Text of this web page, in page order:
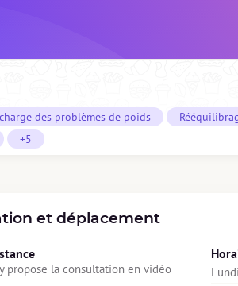
des problèmes de poids
+5
et déplacement
propose la consultation en vidéo